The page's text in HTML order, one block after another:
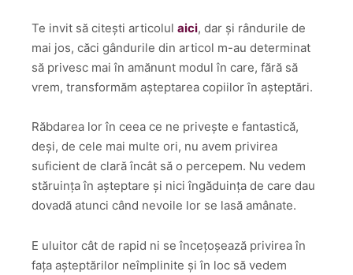
Te invit să citești articolul aici, dar și rândurile de
mai jos, căci gândurile din articol m-au determinat
să privesc mai în amănunt modul în care, fără să
vrem, transformăm așteptarea copiilor în așteptări.
Răbdarea lor în ceea ce ne privește e fantastică,
deși, de cele mai multe ori, nu avem privirea
suficient de clară încât să o percepem. Nu vedem
stăruința în așteptare și nici îngăduința de care dau
dovadă atunci când nevoile lor se lasă amânate.
E uluitor cât de rapid ni se încețoșează privirea în
fața așteptărilor neîmplinite și în loc să vedem